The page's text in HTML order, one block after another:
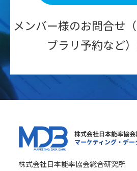
メンバー様のお問合せ
ブラリ予約など
株式会社日本能率協会総合研究所